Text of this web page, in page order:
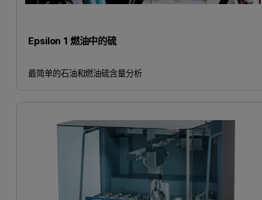
Epsilon 1 燃油中的硫
最简单的石油和燃油硫含量分析